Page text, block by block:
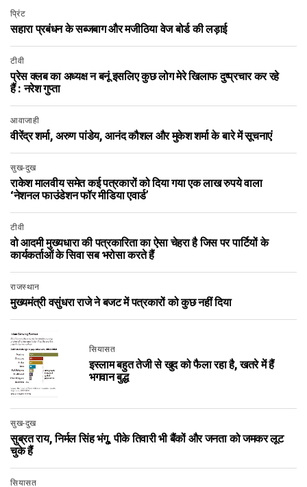
प्रिंट
सहारा प्रबंधन के सब्जबाग और मजीठिया वेज बोर्ड की लड़ाई
टीवी
प्रेस क्लब का अध्यक्ष न बनूं इसलिए कुछ लोग मेरे खिलाफ दुष्प्रचार कर रहे
हैं : नरेश गुप्ता
आवाजाही
वीरेंद्र शर्मा, अरुण पांडेय, आनंद कौशल और मुकेश शर्मा के बारे में सूचनाएं
सुख-दुख
राकेश मालवीय समेत कई पत्रकारों को दिया गया एक लाख रुपये वाला
‘नेशनल फाउंडेशन फॉर मीडिया एवार्ड’
टीवी
वो आदमी मुख्यधारा की पत्रकारिता का ऐसा चेहरा है जिस पर पार्टियों के
कार्यकर्ताओं के सिवा सब भरोसा करते हैं
राजस्थान
मुख्यमंत्री वसुंधरा राजे ने बजट में पत्रकारों को कुछ नहीं दिया
सियासत
इस्लाम बहुत तेजी से खुद को फैला रहा है, खतरे में हैं
भगवान बुद्ध
सुख-दुख
सुब्रत राय, निर्मल सिंह भंगू, पीके तिवारी भी बैंकों और जनता को जमकर लूट
चुके हैं
सियासत